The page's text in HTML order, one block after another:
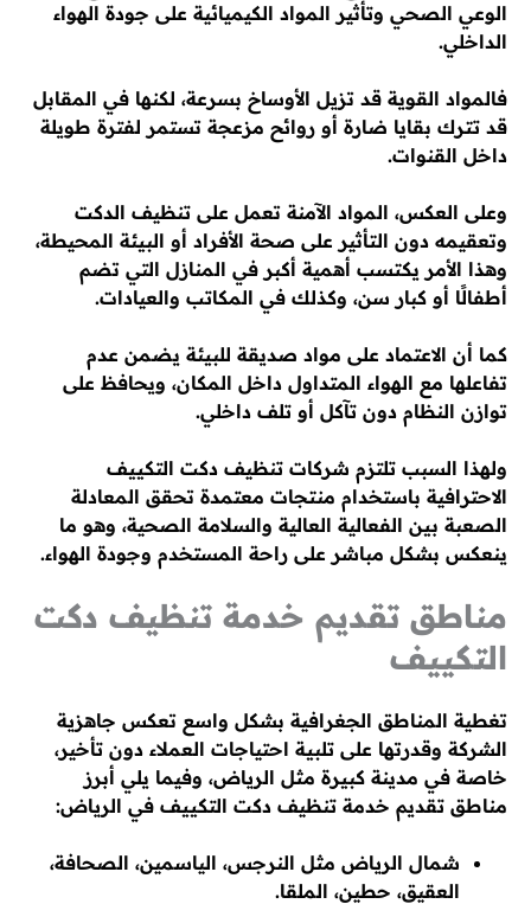
الوعي الصحي وتأثير المواد الكيميائية على جودة الهواء
الداخلي.
فالمواد القوية قد تزيل الأوساخ بسرعة، لكنها في المقابل
قد تترك بقايا ضارة أو روائح مزعجة تستمر لفترة طويلة
داخل القنوات.
وعلى العكس، المواد الآمنة تعمل على تنظيف الدكت
وتعقيمه دون التأثير على صحة الأفراد أو البيئة المحيطة،
وهذا الأمر يكتسب أهمية أكبر في المنازل التي تضم
أطفالًا أو كبار سن، وكذلك في المكاتب والعيادات.
كما أن الاعتماد على مواد صديقة للبيئة يضمن عدم
تفاعلها مع الهواء المتداول داخل المكان، ويحافظ على
توازن النظام دون تآكل أو تلف داخلي.
ولهذا السبب تلتزم شركات تنظيف دكت التكييف
الاحترافية باستخدام منتجات معتمدة تحقق المعادلة
الصعبة بين الفعالية العالية والسلامة الصحية، وهو ما
ينعكس بشكل مباشر على راحة المستخدم وجودة الهواء.
مناطق تقديم خدمة تنظيف دكت
التكييف
تغطية المناطق الجغرافية بشكل واسع تعكس جاهزية
الشركة وقدرتها على تلبية احتياجات العملاء دون تأخير،
خاصة في مدينة كبيرة مثل الرياض، وفيما يلي أبرز
مناطق تقديم خدمة تنظيف دكت التكييف في الرياض:
شمال الرياض مثل النرجس، الياسمين، الصحافة،
العقيق، حطين، الملقا.